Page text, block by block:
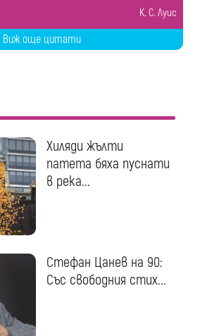
К. С. Луис
Виж още цитати
Хиляди жълти
патета бяха пуснати
в река...
Стефан Цанев на 90:
Със свободния стих...